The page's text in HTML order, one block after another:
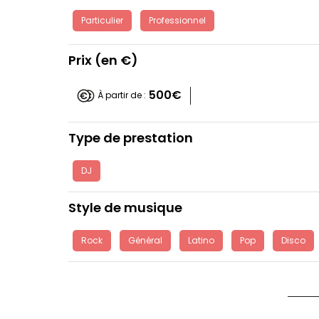
Particulier Professionnel
Prix (en €)
À partir de : 500€
Type de prestation
DJ
Style de musique
Rock Général Latino Pop Disco